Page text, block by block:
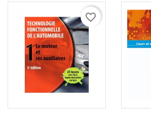
favorite_border